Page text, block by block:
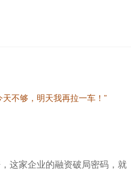
天不够，明天我再拉一车！”
这家企业的融资破局密码，就